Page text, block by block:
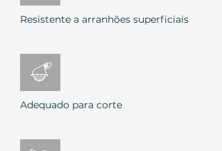
Resistente a arranhões superficiais
Adequado para corte